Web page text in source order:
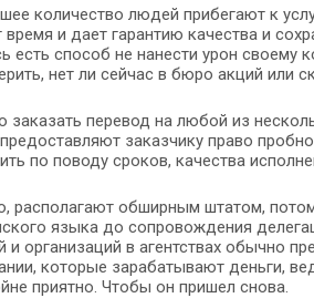
количество людей прибегают к
и дает гарантию качества и
способ не нанести урон своему
нет ли сейчас в бюро акций или
заказать перевод на любой из
заказчику право
по поводу сроков, качества
располагают обширным штатом,
языка до сопровождения
и организаций в агентствах обычно
которые зарабатывают деньги,
приятно. Чтобы он пришел снова.